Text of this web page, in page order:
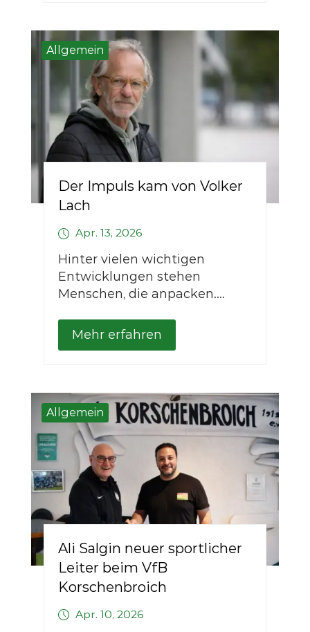
Allgemein
Der Impuls kam von Volker
Lach
Apr. 13, 2026
Hinter vielen wichtigen
Entwicklungen stehen
Menschen, die anpacken....
Mehr erfahren
Allgemein
Ali Salgin neuer sportlicher
Leiter beim VfB
Korschenbroich
Apr. 10, 2026